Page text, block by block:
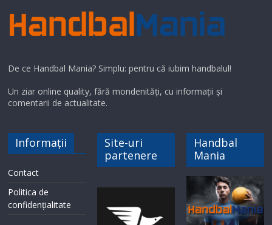
De ce Handbal Mania? Simplu: pentru că iubim handbalul!
Un ziar online quality, fără mondenități, cu informații și
comentarii de actualitate.
Informații
Contact
Politica de
confidențialitate
Site-uri
partenere
Handbal
Mania